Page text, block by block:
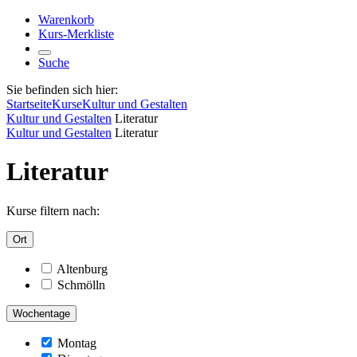
Warenkorb
Kurs-Merkliste
Suche
Sie befinden sich hier:
StartseiteKurseKultur und Gestalten
Kultur und Gestalten Literatur
Kultur und Gestalten Literatur
Literatur
Kurse filtern nach:
Ort
Altenburg
Schmölln
Wochentage
Montag